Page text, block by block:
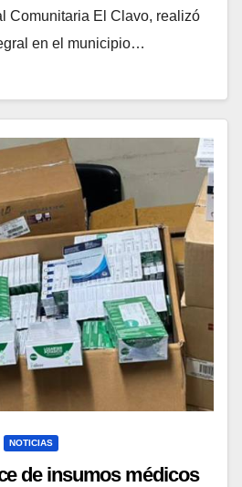
Comunitaria El Clavo, realizó
en el municipio…
NOTICIAS
de insumos médicos